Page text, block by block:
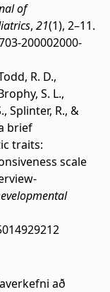
of
, 21(1), 2–11.
200002000-
R. D.,
S. L.,
Splinter, R., &
brief
traits:
scale
að